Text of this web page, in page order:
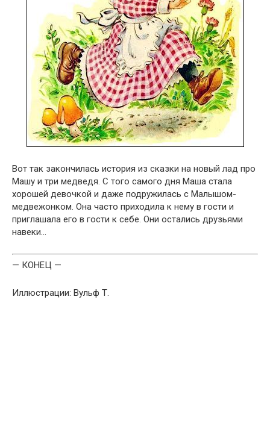
Вот так закончилась история из сказки на новый лад про
Машу и три медведя. С того самого дня Маша стала
хорошей девочкой и даже подружилась с Малышом-
медвежонком. Она часто приходила к нему в гости и
приглашала его в гости к себе. Они остались друзьями
навеки…
— КОНЕЦ —
Иллюстрации: Вульф Т.